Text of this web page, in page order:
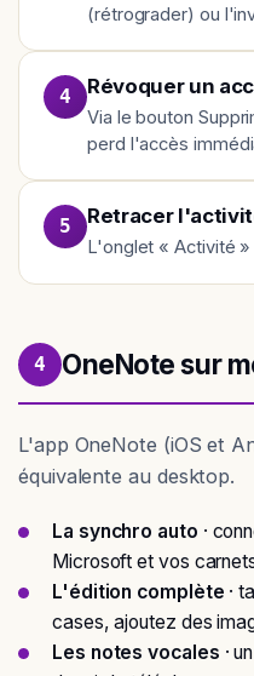
(rétrograder) ou
4 Révoquer un
Via le bouton
perd l'accès
5 Retracer
L'onglet « Activité
4 OneNote sur
L'app OneNote (iOS et
équivalente au desktop.
La synchro auto ·
Microsoft et vos
L'édition complète ·
cases, ajoutez des
Les notes vocales ·